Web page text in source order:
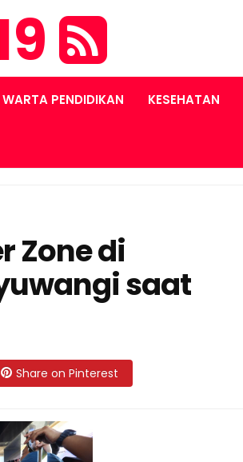
WARTA PENDIDIKAN KESEHATAN
Zone di
saat
Share on Pinterest